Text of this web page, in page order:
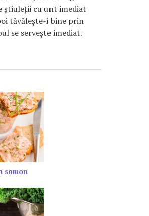
ştiuleţii cu unt imediat
tăvăleşte-i bine prin
se serveşte imediat.
somon